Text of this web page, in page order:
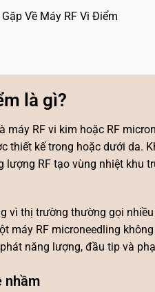
Về Máy RF Vi Điểm
là gì?
máy RF vi kim hoặc RF
thiết kế trong hoặc dưới da.
lượng RF tạo vùng nhiệt khu
vì thị trường thường gọi
máy RF microneedling
năng lượng, đầu tip và
nhầm